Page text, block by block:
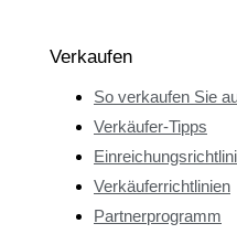
Verkaufen
So verkaufen Sie
Verkäufer-Tipps
Verkäuferrichtlinien
Partnerprogramm